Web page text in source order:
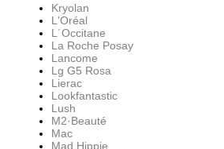
Kryolan
L'Oréal
L´Occitane
La Roche Posay
Lancome
Lg G5 Rosa
Lierac
Lookfantastic
Lush
M2·Beauté
Mac
Mad Hippie